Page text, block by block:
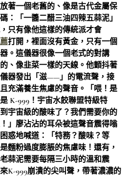
著一個老舊的、像是古代金屬保
：「一醬二醋三油四辣五蒜泥」
只有像他這樣的傳統派才會
打開，裡面沒有黃金，只有一個
。這儀器很像一個老式的對講
、像韭菜一樣的天線。他顫抖著
器發出「滋——」的電流聲，接
充滿養生焦慮的聲音。「喂！是
K-999！宇宙水餃聯盟特級特
宇宙級的酸味了？我們需要你的
」廖沾沾的耳朵被這聲音震得嗡
惑地喊道：「特務？酸味？等
麵粉過度膨脹的焦慮味！還有，
蒜泥需要每隔三小時的溫和震
K-999崩潰的尖叫聲，帶著濃濃的